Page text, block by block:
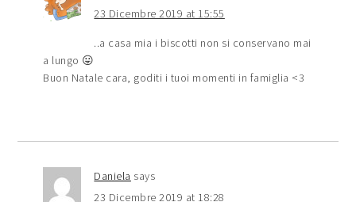
23 Dicembre 2019 at 15:55
..a casa mia i biscotti non si conservano mai
a lungo 😛
Buon Natale cara, goditi i tuoi momenti in famiglia <3
Daniela says
23 Dicembre 2019 at 18:28